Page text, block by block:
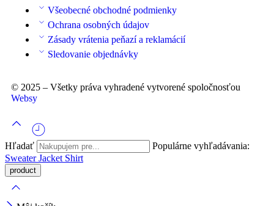
Všeobecné obchodné podmienky
Ochrana osobných údajov
Zásady vrátenia peňazí a reklamácií
Sledovanie objednávky
© 2025 – Všetky práva vyhradené vytvorené spoločnosťou
Websy
Hľadať
Populárne vyhľadávania:
SweaterJacket Shirt